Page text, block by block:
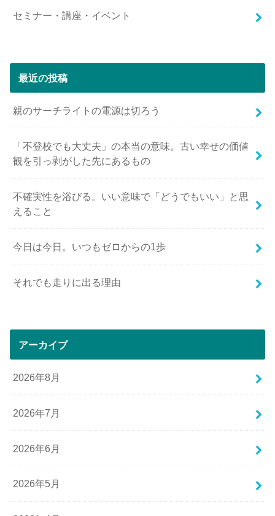
セミナー・講座・イベント
最近の投稿
親のサーチライトの電源は切ろう
「不登校でも大丈夫」の本当の意味。古い幸せの価値
観を引っ剥がした先にあるもの
不確実性を浴びる。いい意味で「どうでもいい」と思
えること
今日は今日。いつもゼロからの1歩
それでも走りに出る理由
アーカイブ
2026年8月
2026年7月
2026年6月
2026年5月